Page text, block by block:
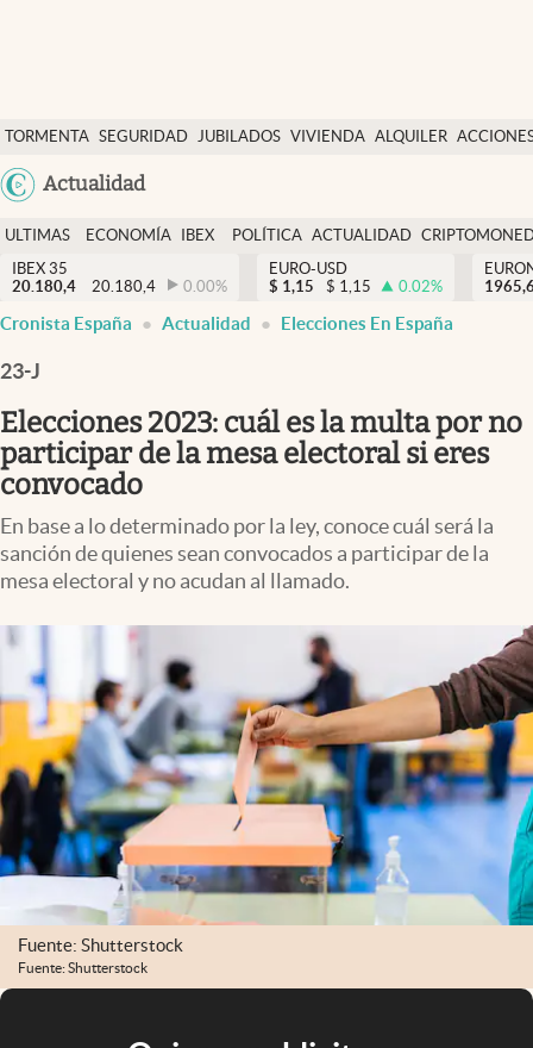
TORMENTA SEGURIDAD JUBILADOS VIVIENDA ALQUILER
USA
Colombia
Actualidad
Economía y finanzas
Política
Actualidad
Criptomonedas
España
ULTIMAS
NOTICIAS
ECONOMÍA
FINANZAS
IBEX
EURO
POLÍTICA ACTUALIDAD
IBEX 35
20.180,4
20.180,4 0.00%
EURO-USD
$ 1,15 $ 1,15 0.02%
Cronista España Actualidad Elecciones En España
23-J
Elecciones 2023: cuál es la multa por no
participar de la mesa electoral si eres
convocado
En base a lo determinado por la ley, conoce cuál será la
sanción de quienes sean convocados a participar de la
mesa electoral y no acudan al llamado.
Fuente: Shutterstock
Fuente: Shutterstock